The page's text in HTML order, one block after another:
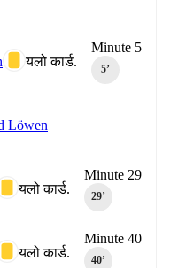
Minute 5
5‎’‎
यलो कार्ड.
Löwen
Minute 29
29‎’‎
यलो कार्ड.
Minute 40
40‎’‎
यलो कार्ड.